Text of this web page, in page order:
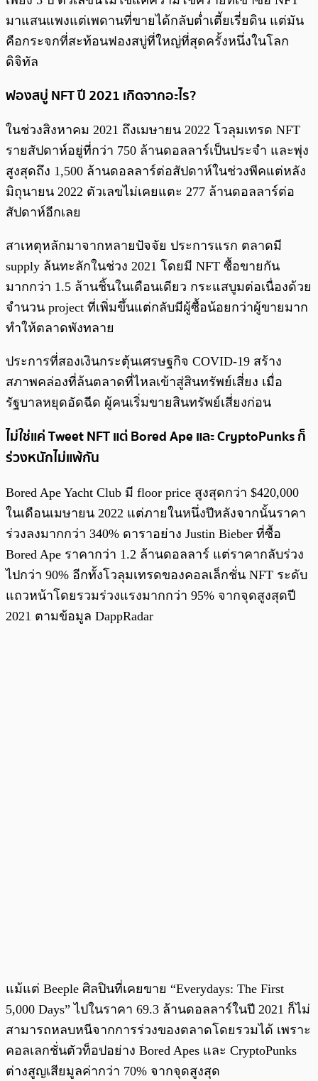
มาแสนแพงแต่เพดานที่ขายได้กลับต่ำเตี้ยเรี่ยดิน แต่มัน
คือกระจกที่สะท้อนฟองสบู่ที่ใหญ่ที่สุดครั้งหนึ่งในโลก
ดิจิทัล
ฟองสบู่ NFT ปี 2021 เกิดจากอะไร?
ในช่วงสิงหาคม 2021 ถึงเมษายน 2022 โวลุมเทรด NFT
รายสัปดาห์อยู่ที่กว่า 750 ล้านดอลลาร์เป็นประจำ และพุ่ง
สูงสุดถึง 1,500 ล้านดอลลาร์ต่อสัปดาห์ในช่วงพีคแต่หลัง
มิถุนายน 2022 ตัวเลขไม่เคยแตะ 277 ล้านดอลลาร์ต่อ
สัปดาห์อีกเลย
สาเหตุหลักมาจากหลายปัจจัย ประการแรก ตลาดมี
supply ล้นทะลักในช่วง 2021 โดยมี NFT ซื้อขายกัน
มากกว่า 1.5 ล้านชิ้นในเดือนเดียว กระแสบูมต่อเนื่องด้วย
จำนวน project ที่เพิ่มขึ้นแต่กลับมีผู้ซื้อน้อยกว่าผู้ขายมาก
ทำให้ตลาดพังทลาย
ประการที่สองเงินกระตุ้นเศรษฐกิจ COVID-19 สร้าง
สภาพคล่องที่ล้นตลาดที่ไหลเข้าสู่สินทรัพย์เสี่ยง เมื่อ
รัฐบาลหยุดอัดฉีด ผู้คนเริ่มขายสินทรัพย์เสี่ยงก่อน
ไม่ใช่แค่ Tweet NFT แต่ Bored Ape และ CryptoPunks ก็
ร่วงหนักไม่แพ้กัน
Bored Ape Yacht Club มี floor price สูงสุดกว่า $420,000
ในเดือนเมษายน 2022 แต่ภายในหนึ่งปีหลังจากนั้นราคา
ร่วงลงมากกว่า 340% ดาราอย่าง Justin Bieber ที่ซื้อ
Bored Ape ราคากว่า 1.2 ล้านดอลลาร์ แต่ราคากลับร่วง
ไปกว่า 90% อีกทั้งโวลุมเทรดของคอลเล็กชั่น NFT ระดับ
แถวหน้าโดยรวมร่วงแรงมากกว่า 95% จากจุดสูงสุดปี
2021 ตามข้อมูล DappRadar
แม้แต่ Beeple ศิลปินที่เคยขาย “Everydays: The First
5,000 Days” ไปในราคา 69.3 ล้านดอลลาร์ในปี 2021 ก็ไม่
สามารถหลบหนีจากการร่วงของตลาดโดยรวมได้ เพราะ
คอลเลกชั่นตัวท็อปอย่าง Bored Apes และ CryptoPunks
ต่างสูญเสียมูลค่ากว่า 70% จากจุดสูงสุด